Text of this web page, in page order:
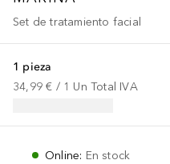
Set de tratamiento facial
1 pieza
34,99 € / 1 Un Total IVA
Online: En stock